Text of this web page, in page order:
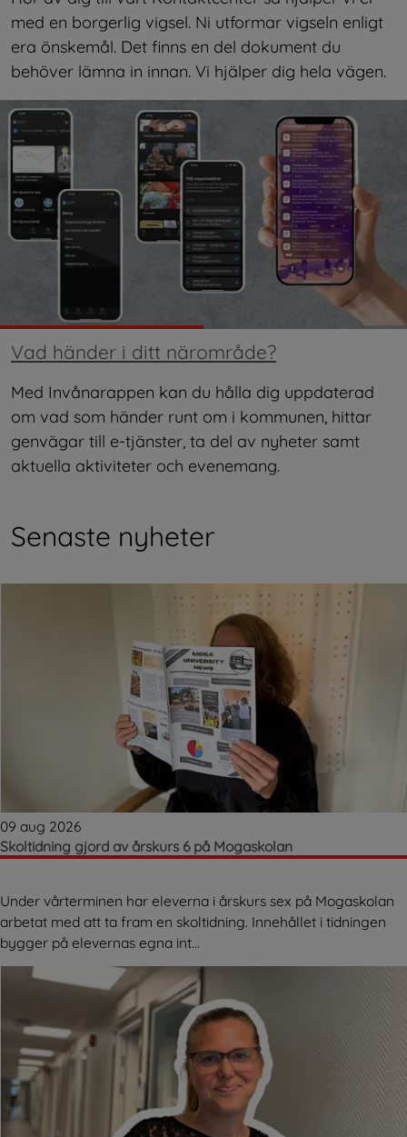
med en borgerlig vigsel. Ni utformar vigseln enligt
era önskemål. Det finns en del dokument du
behöver lämna in innan. Vi hjälper dig hela vägen.
Vad händer i ditt närområde?
Med Invånarappen kan du hålla dig uppdaterad
om vad som händer runt om i kommunen, hittar
genvägar till e-tjänster, ta del av nyheter samt
aktuella aktiviteter och evenemang.
Senaste nyheter
09 aug 2026
Skoltidning gjord av årskurs 6 på Mogaskolan
Under vårterminen har eleverna i årskurs sex på Mogaskolan
arbetat med att ta fram en skoltidning. Innehållet i tidningen
bygger på elevernas egna int...